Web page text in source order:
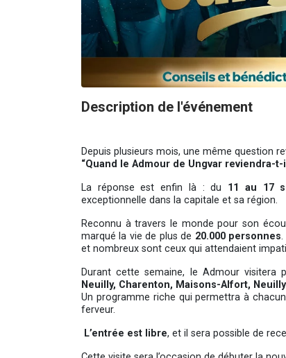
Description de l'événement
Depuis plusieurs mois, une même question
“Quand le Admour de Ungvar reviendra-t-
La réponse est enfin là : du 11 au 17
exceptionnelle dans la capitale et sa région.
Reconnu à travers le monde pour son
marqué la vie de plus de 20.000 personnes.
et nombreux sont ceux qui attendaient
Durant cette semaine, le Admour visitera
Neuilly, Charenton, Maisons-Alfort,
Un programme riche qui permettra à
ferveur.
L’entrée est libre, et il sera possible de